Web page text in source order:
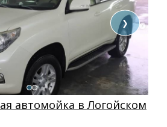
❯
автомойка в Логойском